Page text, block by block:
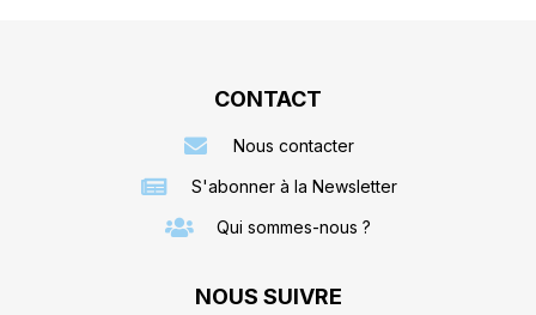
CONTACT
Nous contacter
S'abonner à la Newsletter
Qui sommes-nous ?
NOUS SUIVRE